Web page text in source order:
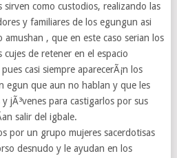
como custodios, realizando las
y familiares de los egungun asi
, que en este caso serian los
cujes de retener en el espacio
casi siempre aparecerÃ¡n los
egun que aun no hablan y que les
jÃ³venes para castigarlos por sus
salir del igbale.
por un grupo mujeres sacerdotisas
desnudo y le ayudan en los